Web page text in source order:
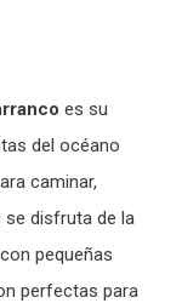
es su
del océano
caminar,
disfruta de la
pequeñas
perfectas para